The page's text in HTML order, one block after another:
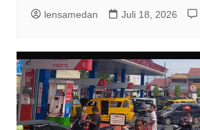
lensamedan Juli 18, 2026